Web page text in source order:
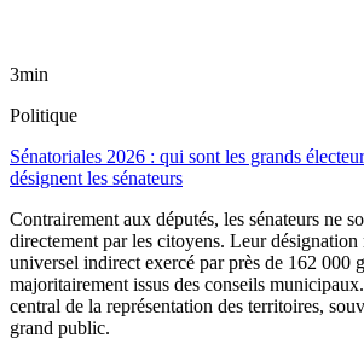
3min
Politique
Sénatoriales 2026 : qui sont les grands
désignent les sénateurs
Contrairement aux députés, les sénateurs ne
directement par les citoyens. Leur désignation
universel indirect exercé par près de 162 000
majoritairement issus des conseils
central de la représentation des territoires,
grand public.